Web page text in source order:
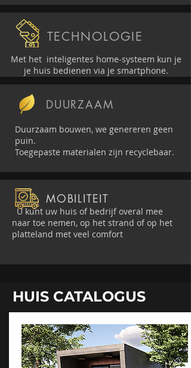
TECHNOLOGIE
Met het inteligentes home-systeem kun je
je huis bedienen via je smartphone.
DUURZAAM
Duurzaam bouwen, we genereren geen
puin.
Toegepaste materialen zijn recyclebaar.
U kunt uw huis of bedrijf overal mee
naar toe nemen, op het strand of op het
platteland met veel comfort
MOBILITEIT
HUIS CATALOGUS